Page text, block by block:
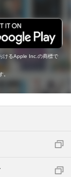
けるApple Inc.の商標で